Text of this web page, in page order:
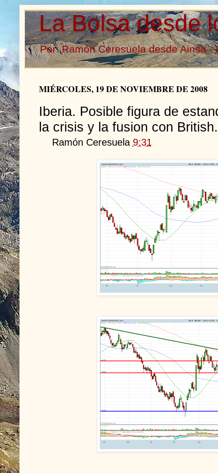
La Bolsa desde
Por: Ramón Ceresuela desde Ainsa -
MIÉRCOLES, 19 DE NOVIEMBRE DE 2008
Iberia. Posible figura de
la crisis y la fusion con British.
Ramón Ceresuela 9:31